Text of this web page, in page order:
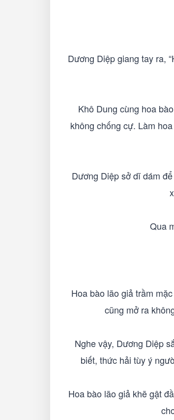
Dương Diệp giang tay ra,
Khô Dung cùng hoa
không chống cự. Làm
Dương Diệp sở dĩ dám
Qua
Hoa bào lão giả trầm
cũng mở ra
Nghe vậy, Dương Diệp
biết, thức hải tùy ý
Hoa bào lão giả khẽ gật